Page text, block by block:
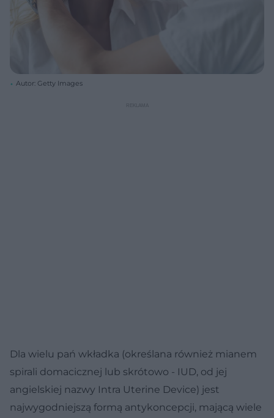
Autor: Getty Images
Dla wielu pań wkładka (określana również mianem
spirali domacicznej lub skrótowo - IUD, od jej
angielskiej nazwy Intra Uterine Device) jest
najwygodniejszą formą antykoncepcji, mającą wiele